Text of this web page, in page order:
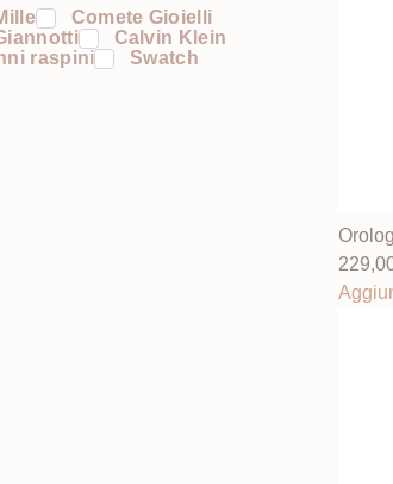
Comete Gioielli
Calvin Klein
raspini Swatch